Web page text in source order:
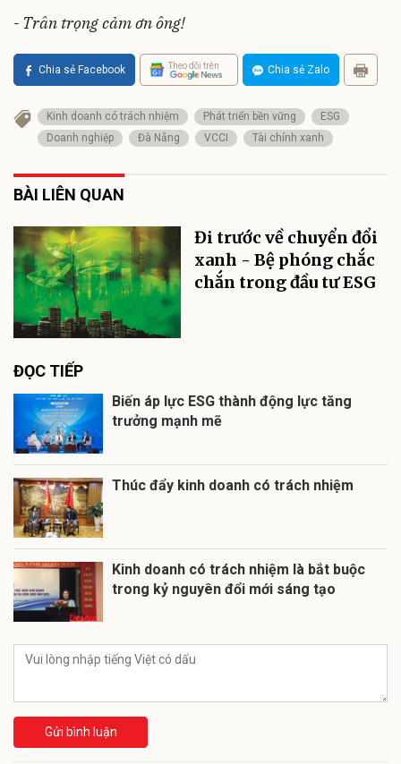
- Trân trọng cảm ơn ông!
Chia sẻ Facebook Theo dõi trên Chia sẻ Zalo
Kinh doanh có trách nhiệm Phát triển bền vững
ESG
Doanh nghiệp
Đà Nẵng VCCI Tài chính xanh
BÀI LIÊN QUAN
Đi trước về chuyển đổi
xanh - Bệ phóng chắc
chắn trong đầu tư ESG
ĐỌC TIẾP
Biến áp lực ESG thành động lực tăng
trưởng mạnh mẽ
Thúc đẩy kinh doanh có trách nhiệm
Kinh doanh có trách nhiệm là bắt buộc
trong kỷ nguyên đổi mới sáng tạo
Gửi bình luận